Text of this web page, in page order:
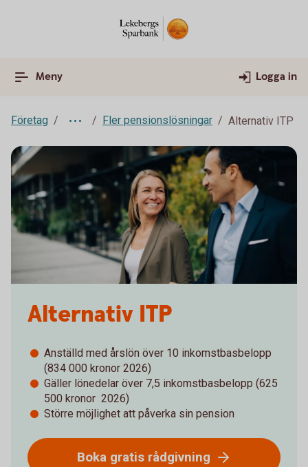
Meny Logga in
Företag Fler pensionslösningar Alternativ ITP
Alternativ ITP
Anställd med årslön över 10 inkomstbasbelopp
(834 000 kronor 2026)
Gäller lönedelar över 7,5 inkomstbasbelopp (625
500 kronor 2026)
Större möjlighet att påverka sin pension
Boka gratis rådgivning